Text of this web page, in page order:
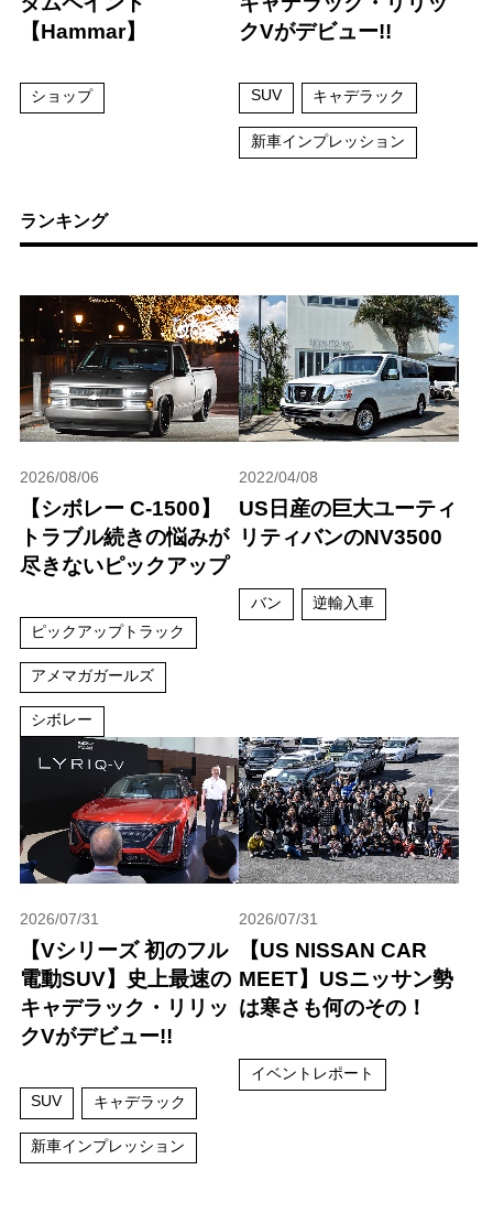
【Hammar】
ショップ
クVがデビュー!!
SUV キャデラック
新車インプレッション
ランキング
2026/08/06
【シボレー C-1500】
トラブル続きの悩みが
尽きないピックアップ
ピックアップトラック
アメマガガールズ
シボレー
2022/04/08
US日産の巨大ユーティ
リティバンのNV3500
バン 逆輸入車
2026/07/31
【Vシリーズ 初のフル
電動SUV】史上最速の
キャデラック・リリッ
クVがデビュー!!
SUV キャデラック
新車インプレッション
2026/07/31
【US NISSAN CAR
MEET】USニッサン勢
は寒さも何のその！
イベントレポート